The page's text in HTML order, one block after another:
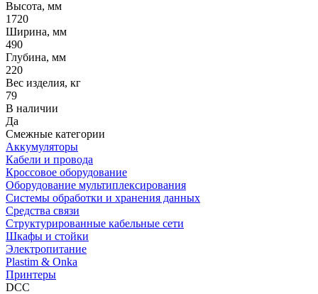
Высота, мм
1720
Ширина, мм
490
Глубина, мм
220
Вес изделия, кг
79
В наличии
Да
Смежные категории
Аккумуляторы
Кабели и провода
Кроссовое оборудование
Оборудование мультиплексирования
Системы обработки и хранения данных
Средства связи
Структурированные кабельные сети
Шкафы и стойки
Электропитание
Plastim & Onka
Принтеры
DCC